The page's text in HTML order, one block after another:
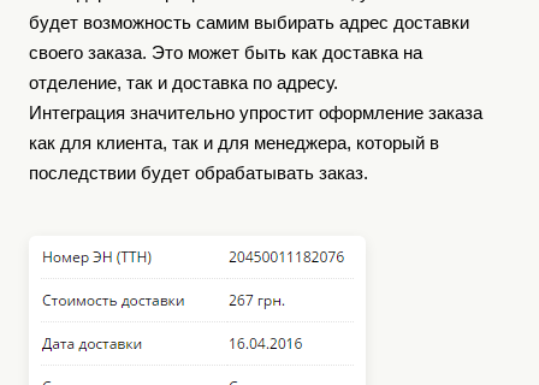
будет возможность самим выбирать адрес доставки
своего заказа. Это может быть как доставка на
отделение, так и доставка по адресу.
Интеграция значительно упростит оформление заказа
как для клиента, так и для менеджера, который в
последствии будет обрабатывать заказ.